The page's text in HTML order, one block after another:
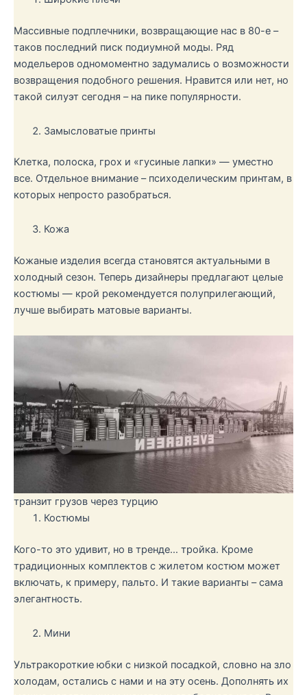
Массивные подплечники, возвращающие нас в 80-е –
таков последний писк подиумной моды. Ряд
модельеров одномоментно задумались о возможности
возвращения подобного решения. Нравится или нет, но
такой силуэт сегодня – на пике популярности.
Замысловатые принты
Клетка, полоска, грох и «гусиные лапки» — уместно
все. Отдельное внимание – психоделическим принтам, в
которых непросто разобраться.
Кожа
Кожаные изделия всегда становятся актуальными в
холодный сезон. Теперь дизайнеры предлагают целые
костюмы — крой рекомендуется полуприлегающий,
лучше выбирать матовые варианты.
транзит грузов через турцию
Костюмы
Кого-то это удивит, но в тренде… тройка. Кроме
традиционных комплектов с жилетом костюм может
включать, к примеру, пальто. И такие варианты – сама
элегантность.
Мини
Ультракороткие юбки с низкой посадкой, словно на зло
холодам, остались с нами и на эту осень. Дополнять их